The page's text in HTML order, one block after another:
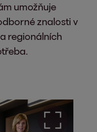
umožňuje
znalosti v
regionálních